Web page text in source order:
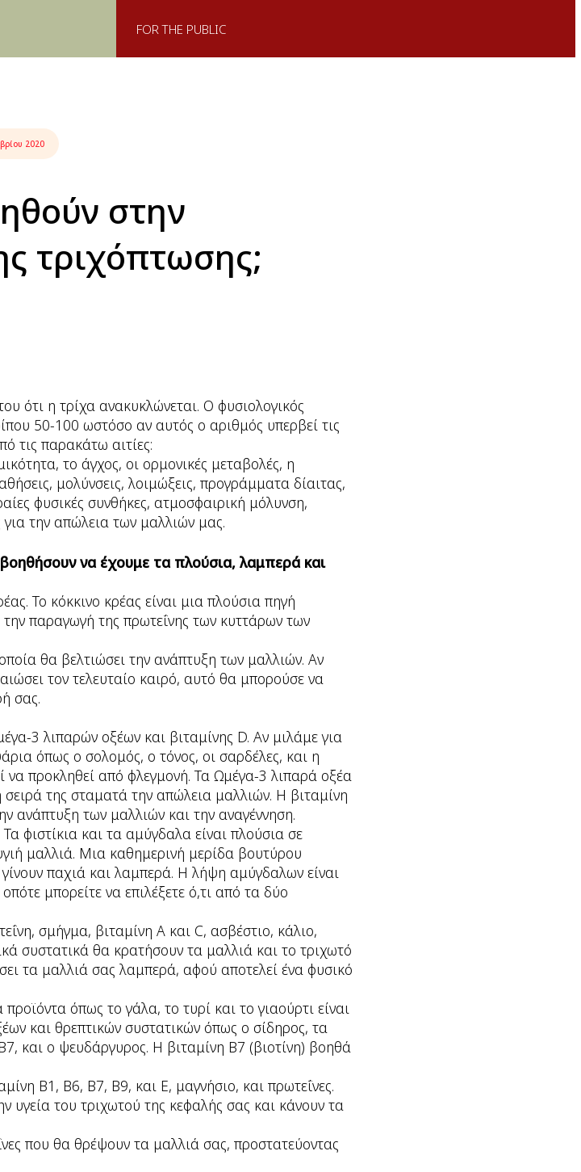
FOR THE PUBLIC
2020
στην
τριχόπτωσης;
ότι η τρίχα ανακυκλώνεται. Ο φυσιολογικός
50-100 ωστόσο αν αυτός ο αριθμός υπερβεί τις
τις παρακάτω αιτίες:
το άγχος, οι ορμονικές μεταβολές, η
μολύνσεις, λοιμώξεις, προγράμματα δίαιτας,
φυσικές συνθήκες, ατμοσφαιρική μόλυνση,
την απώλεια των μαλλιών μας.
να έχουμε τα πλούσια, λαμπερά και
Το κόκκινο κρέας είναι μια πλούσια πηγή
την παραγωγή της πρωτεΐνης των κυττάρων των
θα βελτιώσει την ανάπτυξη των μαλλιών. Αν
τον τελευταίο καιρό, αυτό θα μπορούσε να
σας.
3 λιπαρών οξέων και βιταμίνης D. Αν μιλάμε για
όπως ο σολομός, ο τόνος, οι σαρδέλες, και η
να προκληθεί από φλεγμονή. Τα Ωμέγα-3 λιπαρά οξέα
της σταματά την απώλεια μαλλιών. Η βιταμίνη
ανάπτυξη των μαλλιών και την αναγέννηση.
Τα φιστίκια και τα αμύγδαλα είναι πλούσια σε
μαλλιά. Μια καθημερινή μερίδα βουτύρου
παχιά και λαμπερά. Η λήψη αμύγδαλων είναι
μπορείτε να επιλέξετε ό,τι από τα δύο
σμήγμα, βιταμίνη Α και C, ασβέστιο, κάλιο,
συστατικά θα κρατήσoυν τα μαλλιά και το τριχωτό
τα μαλλιά σας λαμπερά, αφού αποτελεί ένα φυσικό
όπως το γάλα, το τυρί και το γιαούρτι είναι
και θρεπτικών συστατικών όπως ο σίδηρος, τα
και ο ψευδάργυρος. Η βιταμίνη Β7 (βιοτίνη) βοηθά
Β1, Β6, Β7, Β9, και Ε, μαγνήσιο, και πρωτεΐνες.
υγεία του τριχωτού της κεφαλής σας και κάνουν τα
που θα θρέψουν τα μαλλιά σας, προστατεύοντας